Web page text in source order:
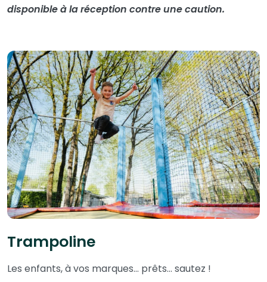
disponible à la réception contre une caution.
Trampoline
Les enfants, à vos marques… prêts… sautez !